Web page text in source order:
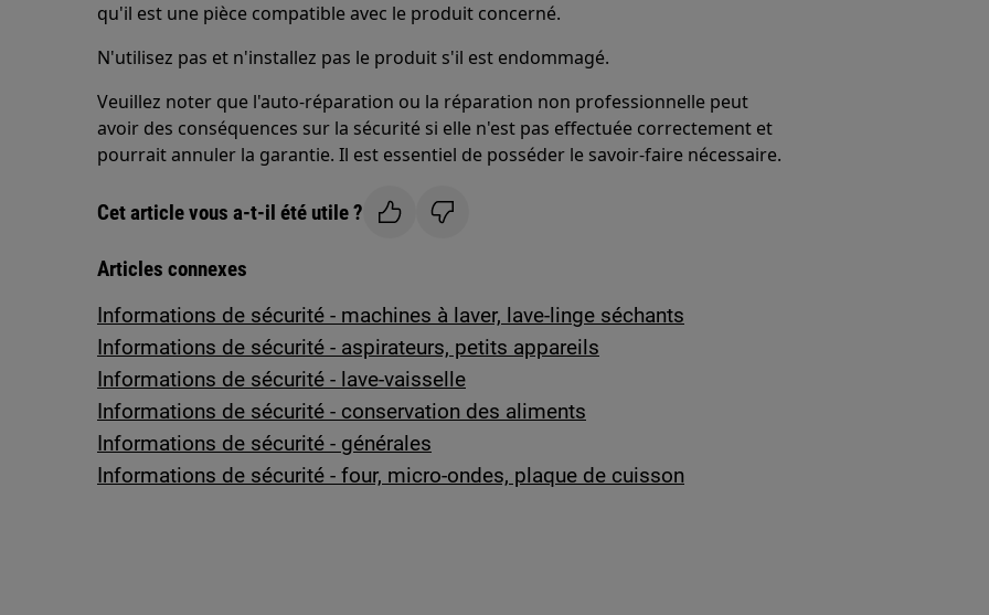
qu'il est une pièce compatible avec le produit concerné.
N'utilisez pas et n'installez pas le produit s'il est endommagé.
Veuillez noter que l'auto-réparation ou la réparation non professionnelle peut
avoir des conséquences sur la sécurité si elle n'est pas effectuée correctement et
pourrait annuler la garantie. Il est essentiel de posséder le savoir-faire nécessaire.
Cet article vous a-t-il été utile ?
Articles connexes
Informations de sécurité - machines à laver, lave-linge séchants
Informations de sécurité - aspirateurs, petits appareils
Informations de sécurité - lave-vaisselle
Informations de sécurité - conservation des aliments
Informations de sécurité - générales
Informations de sécurité - four, micro-ondes, plaque de cuisson